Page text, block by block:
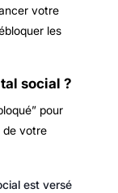
votre
les
social ?
pour
de votre
est versé